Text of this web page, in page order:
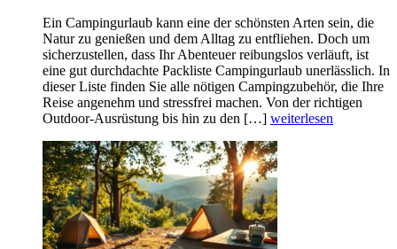
Ein Campingurlaub kann eine der schönsten Arten sein, die
Natur zu genießen und dem Alltag zu entfliehen. Doch um
sicherzustellen, dass Ihr Abenteuer reibungslos verläuft, ist
eine gut durchdachte Packliste Campingurlaub unerlässlich. In
dieser Liste finden Sie alle nötigen Campingzubehör, die Ihre
Reise angenehm und stressfrei machen. Von der richtigen
Outdoor-Ausrüstung bis hin zu den […] weiterlesen